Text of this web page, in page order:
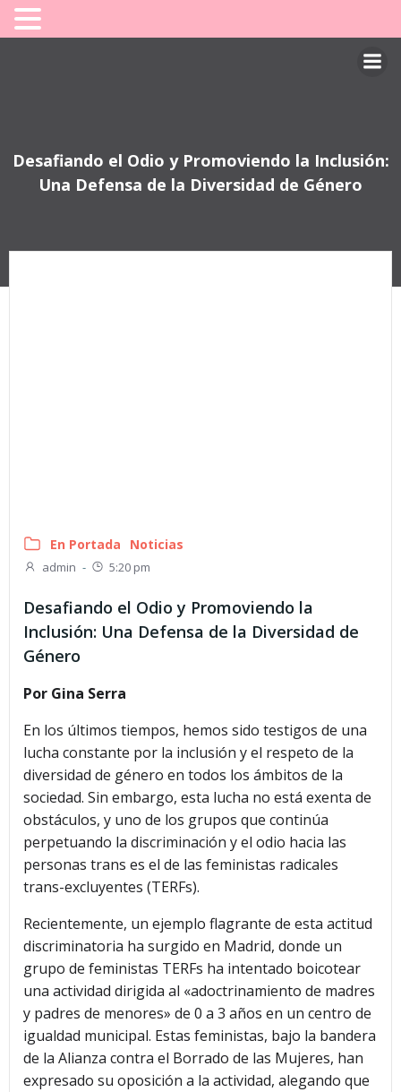
Desafiando el Odio y Promoviendo la Inclusión:
Una Defensa de la Diversidad de Género
En Portada Noticias
admin - 5:20 pm
Desafiando el Odio y Promoviendo la
Inclusión: Una Defensa de la Diversidad de
Género
Por Gina Serra
En los últimos tiempos, hemos sido testigos de una
lucha constante por la inclusión y el respeto de la
diversidad de género en todos los ámbitos de la
sociedad. Sin embargo, esta lucha no está exenta de
obstáculos, y uno de los grupos que continúa
perpetuando la discriminación y el odio hacia las
personas trans es el de las feministas radicales
trans-excluyentes (TERFs).
Recientemente, un ejemplo flagrante de esta actitud
discriminatoria ha surgido en Madrid, donde un
grupo de feministas TERFs ha intentado boicotear
una actividad dirigida al «adoctrinamiento de madres
y padres de menores» de 0 a 3 años en un centro de
igualdad municipal. Estas feministas, bajo la bandera
de la Alianza contra el Borrado de las Mujeres, han
expresado su oposición a la actividad, alegando que